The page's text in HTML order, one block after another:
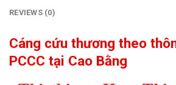
REVIEWS (0)
Cáng cứu thương theo
PCCC tại Cao Bằng